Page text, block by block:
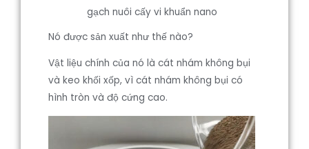
gạch nuôi cấy vi khuẩn nano
Nó được sản xuất như thế nào?
Vật liệu chính của nó là cát nhám không bụi
và keo khối xốp, vì cát nhám không bụi có
hình tròn và độ cứng cao.